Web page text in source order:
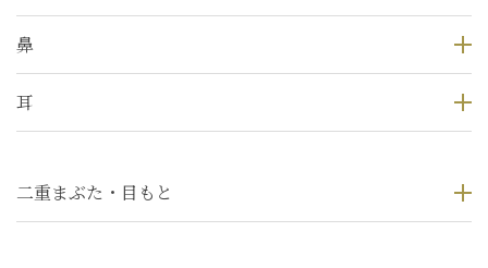
鼻
耳
二重まぶた・目もと